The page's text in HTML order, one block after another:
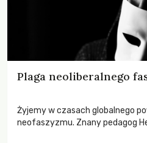
Plaga neoliberalnego
Żyjemy w czasach globalnego
neofaszyzmu. Znany pedagog